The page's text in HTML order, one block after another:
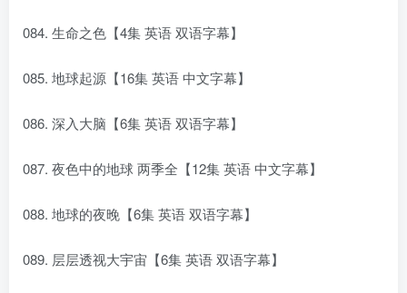
084. 生命之色【4集 英语 双语字幕】
085. 地球起源【16集 英语 中文字幕】
086. 深入大脑【6集 英语 双语字幕】
087. 夜色中的地球 两季全【12集 英语 中文字幕】
088. 地球的夜晚【6集 英语 双语字幕】
089. 层层透视大宇宙【6集 英语 双语字幕】